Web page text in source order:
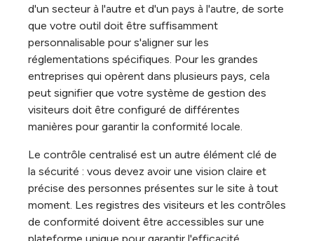
d'un secteur à l'autre et d'un pays à l'autre, de sorte
que votre outil doit être suffisamment
personnalisable pour s'aligner sur les
réglementations spécifiques. Pour les grandes
entreprises qui opèrent dans plusieurs pays, cela
peut signifier que votre système de gestion des
visiteurs doit être configuré de différentes
manières pour garantir la conformité locale.
Le contrôle centralisé est un autre élément clé de
la sécurité : vous devez avoir une vision claire et
précise des personnes présentes sur le site à tout
moment. Les registres des visiteurs et les contrôles
de conformité doivent être accessibles sur une